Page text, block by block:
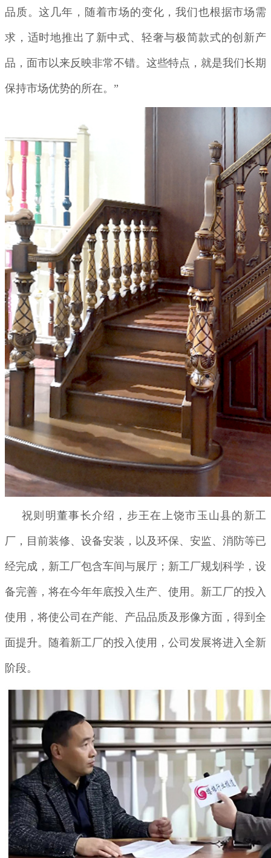
品质。这几年，随着市场的变化，我们也根据市场需
求，适时地推出了新中式、轻奢与极简款式的创新产
品，面市以来反映非常不错。这些特点，就是我们长期
保持市场优势的所在。”
祝则明董事长介绍，步王在上饶市玉山县的新工
厂，目前装修、设备安装，以及环保、安监、消防等已
经完成，新工厂包含车间与展厅；新工厂规划科学，设
备完善，将在今年年底投入生产、使用。新工厂的投入
使用，将使公司在产能、产品品质及形像方面，得到全
面提升。随着新工厂的投入使用，公司发展将进入全新
阶段。